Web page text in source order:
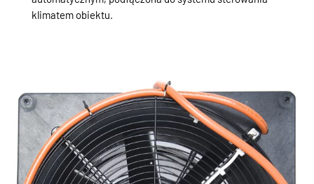
klimatem obiektu.